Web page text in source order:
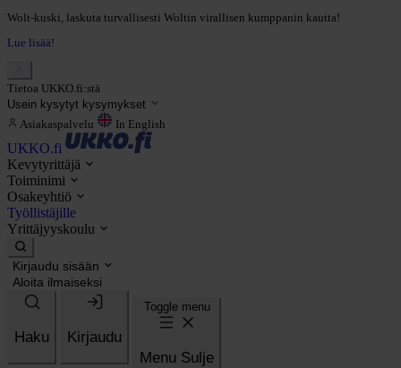
Wolt-kuski, laskuta turvallisesti Woltin virallisen kumppanin kautta!
Lue lisää!
Tietoa UKKO.fi:stä
Usein kysytyt kysymykset
Asiakaspalvelu In English
UKKO.fi
Kevytyrittäjä
Toiminimi
Osakeyhtiö
Työllistäjille
Yrittäjyyskoulu
Kirjaudu sisään
Aloita ilmaiseksi
Haku Kirjaudu
Toggle menu
Menu Sulje